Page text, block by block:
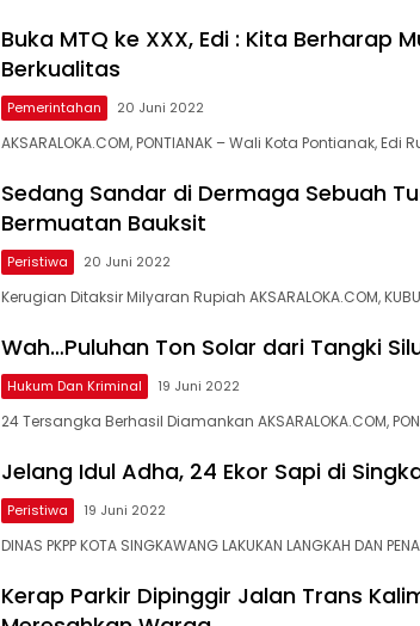
Buka MTQ ke XXX, Edi : Kita Berharap
Berkualitas
Pemerintahan 20 Juni 2022
AKSARALOKA.COM, PONTIANAK – Wali Kota Pontianak, Edi
Sedang Sandar di Dermaga Sebuah
Bermuatan Bauksit
Peristiwa 20 Juni 2022
Kerugian Ditaksir Milyaran Rupiah AKSARALOKA.COM,
aksaraloka.com
Wah…Puluhan Ton Solar dari Tangki
Hukum Dan Kriminal 19 Juni 2022
24 Tersangka Berhasil Diamankan AKSARALOKA.COM,
Jelang Idul Adha, 24 Ekor Sapi di
Peristiwa 19 Juni 2022
DINAS PKPP KOTA SINGKAWANG LAKUKAN LANGKAH DAN
Kerap Parkir Dipinggir Jalan Trans